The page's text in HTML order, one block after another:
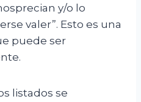
y/o lo
valer”. Esto es una
puede ser
listados se